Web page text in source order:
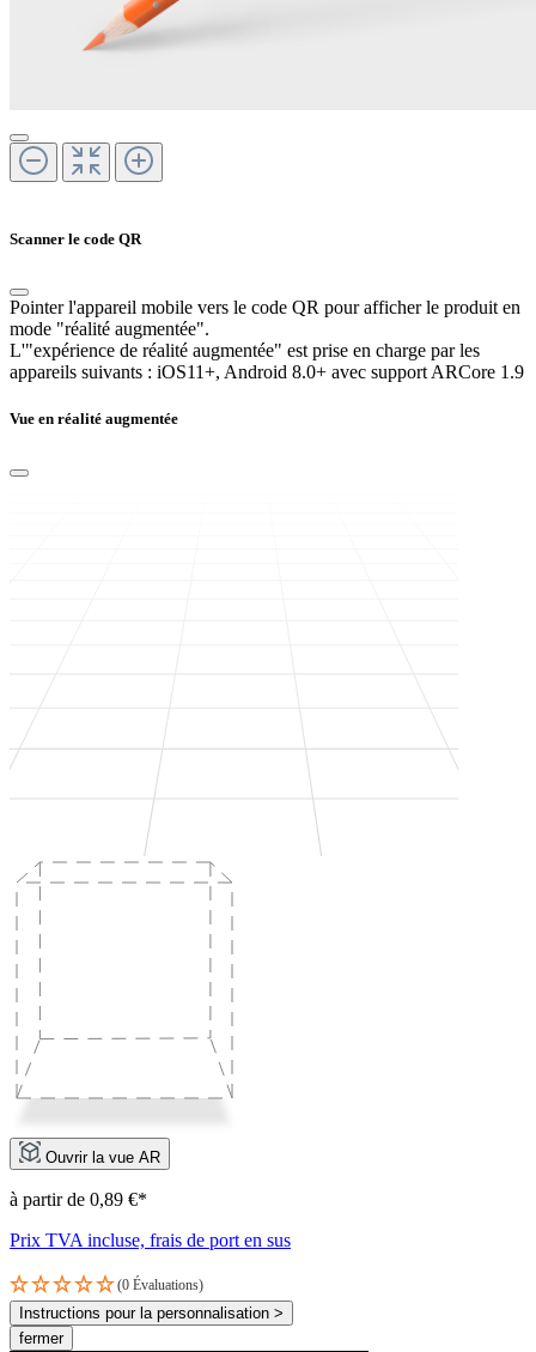
Scanner le code QR
Pointer l'appareil mobile vers le code QR pour afficher le produit en
mode "réalité augmentée".
L'"expérience de réalité augmentée" est prise en charge par les
appareils suivants : iOS11+, Android 8.0+ avec support ARCore 1.9
Vue en réalité augmentée
Ouvrir la vue AR
à partir de 0,89 €*
Prix TVA incluse, frais de port en sus
(0 Évaluations)
Instructions pour la personnalisation >
fermer